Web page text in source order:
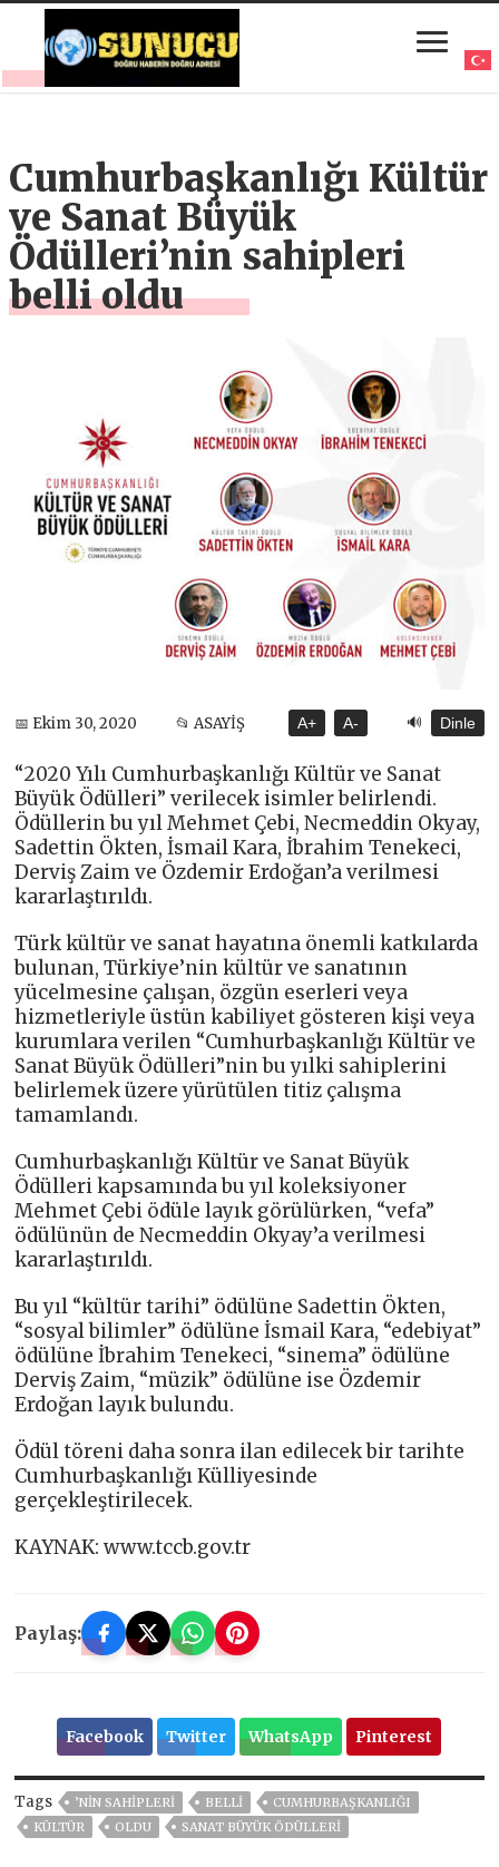
Cumhurbaşkanlığı Kültür
ve Sanat Büyük
Ödülleri’nin sahipleri
belli oldu
📅 Ekim 30, 2020 📂 ASAYİŞ A+ A- 🔊 Dinle
“2020 Yılı Cumhurbaşkanlığı Kültür ve Sanat
Büyük Ödülleri” verilecek isimler belirlendi.
Ödüllerin bu yıl Mehmet Çebi, Necmeddin Okyay,
Sadettin Ökten, İsmail Kara, İbrahim Tenekeci,
Derviş Zaim ve Özdemir Erdoğan’a verilmesi
kararlaştırıldı.
Türk kültür ve sanat hayatına önemli katkılarda
bulunan, Türkiye’nin kültür ve sanatının
yücelmesine çalışan, özgün eserleri veya
hizmetleriyle üstün kabiliyet gösteren kişi veya
kurumlara verilen “Cumhurbaşkanlığı Kültür ve
Sanat Büyük Ödülleri”nin bu yılki sahiplerini
belirlemek üzere yürütülen titiz çalışma
tamamlandı.
Cumhurbaşkanlığı Kültür ve Sanat Büyük
Ödülleri kapsamında bu yıl koleksiyoner
Mehmet Çebi ödüle layık görülürken, “vefa”
ödülünün de Necmeddin Okyay’a verilmesi
kararlaştırıldı.
Bu yıl “kültür tarihi” ödülüne Sadettin Ökten,
“sosyal bilimler” ödülüne İsmail Kara, “edebiyat”
ödülüne İbrahim Tenekeci, “sinema” ödülüne
Derviş Zaim, “müzik” ödülüne ise Özdemir
Erdoğan layık bulundu.
Ödül töreni daha sonra ilan edilecek bir tarihte
Cumhurbaşkanlığı Külliyesinde
gerçekleştirilecek.
KAYNAK: www.tccb.gov.tr
Paylaş:
Facebook Twitter WhatsApp Pinterest
Tags ’NIN SAHIPLERI BELLI
CUMHURBAŞKANLIĞI
KÜLTÜR
OLDU SANAT BÜYÜK ÖDÜLLERI